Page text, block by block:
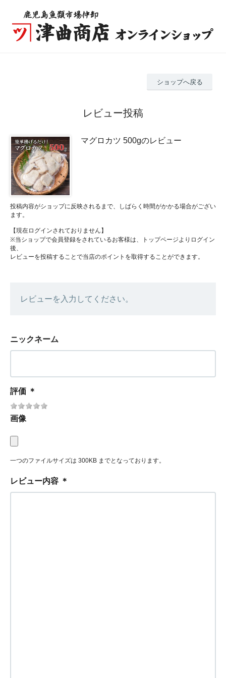
ショップへ戻る
レビュー投稿
マグロカツ 500gのレビュー
投稿内容がショップに反映されるまで、しばらく時間がかかる場合がござい
ます。
【現在ログインされておりません】
※当ショップで会員登録をされているお客様は、トップページよりログイン
後、
レビューを投稿することで当店のポイントを取得することができます。
レビューを入力してください。
ニックネーム
評価 ＊
画像
一つのファイルサイズは 300KB までとなっております。
レビュー内容 ＊